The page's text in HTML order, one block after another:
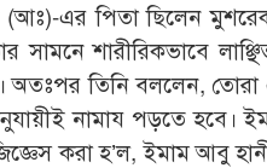
(আঃ)-এর পিতা ছিলেন
সামনে শারীরিকভাবে
তিনি বললেন, তোরা
নামায পড়তে
করা হ’ল, ইমাম আবু